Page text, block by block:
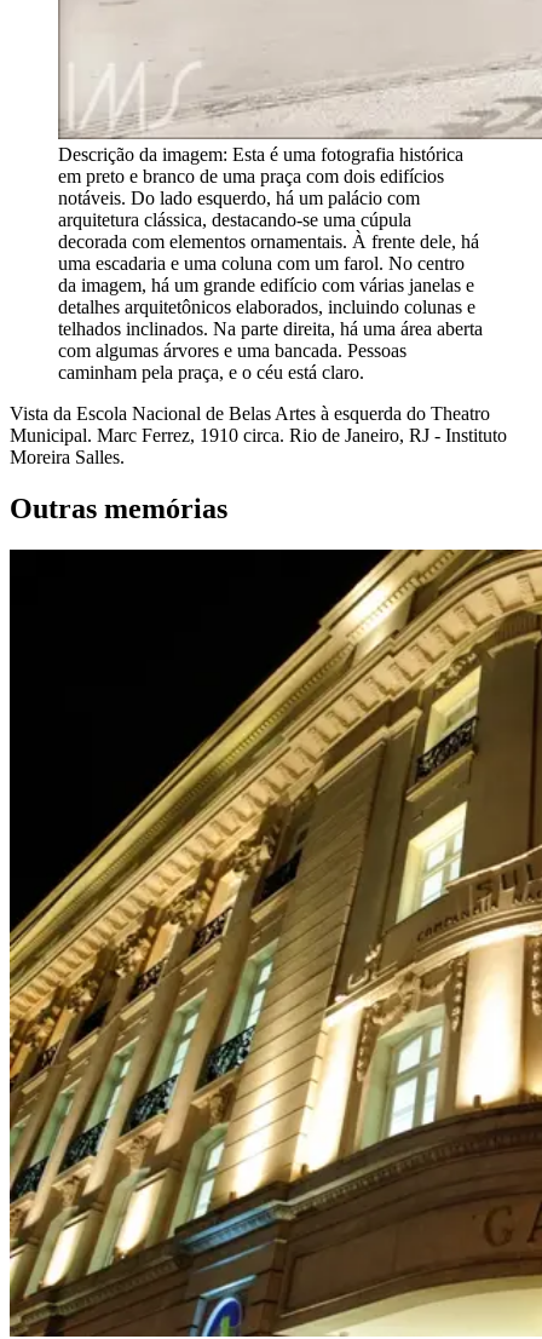
Descrição da imagem: Esta é uma fotografia histórica
em preto e branco de uma praça com dois edifícios
notáveis. Do lado esquerdo, há um palácio com
arquitetura clássica, destacando-se uma cúpula
decorada com elementos ornamentais. À frente dele, há
uma escadaria e uma coluna com um farol. No centro
da imagem, há um grande edifício com várias janelas e
detalhes arquitetônicos elaborados, incluindo colunas e
telhados inclinados. Na parte direita, há uma área aberta
com algumas árvores e uma bancada. Pessoas
caminham pela praça, e o céu está claro.
Vista da Escola Nacional de Belas Artes à esquerda do Theatro
Municipal. Marc Ferrez, 1910 circa. Rio de Janeiro, RJ - Instituto
Moreira Salles.
Outras memórias